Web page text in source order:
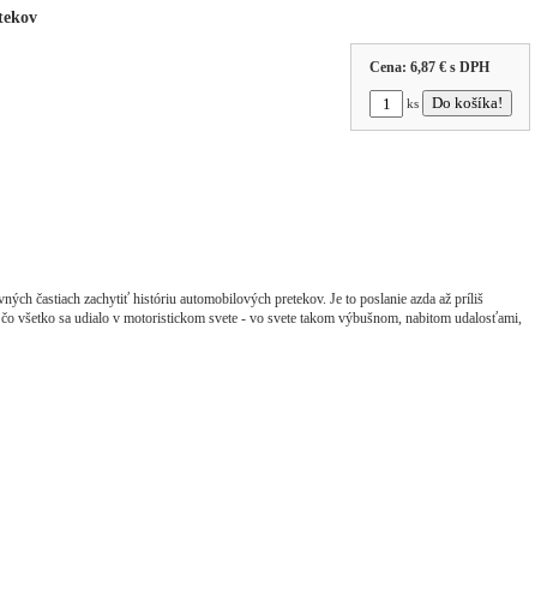
Cena: 6,87 €s DPH
ks
častiach zachytiť históriu automobilových pretekov. Je to poslanie azda až príliš
všetko sa udialo v motoristickom svete - vo svete takom výbušnom, nabitom udalosťami,